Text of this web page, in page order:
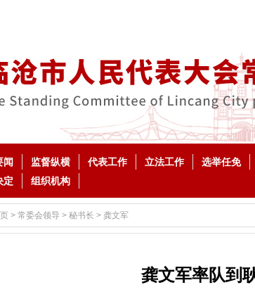
闻 监督纵横 代表工作 立法工作 选举任免
定 组织机构
> 常委会领导 > 秘书长 > 龚文军
龚文军率队到